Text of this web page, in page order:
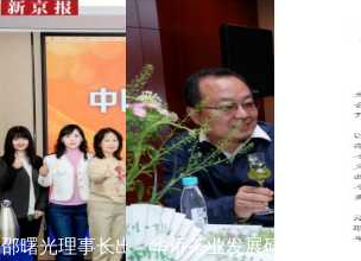
邵曙光理事长出
华侨茶业发展研
华侨